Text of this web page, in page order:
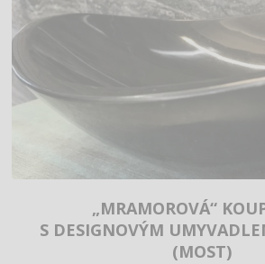
„MRAMOROVÁ“
S DESIGNOVÝM
(MOST)